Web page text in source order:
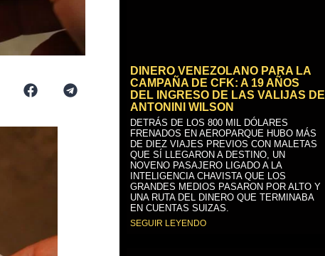
DINERO VENEZOLANO PARA LA
CAMPAÑA DE CFK: A 19 AÑOS
DEL INGRESO DE LAS VALIJAS DE
ANTONINI WILSON
DETRÁS DE LOS 800 MIL DÓLARES
FRENADOS EN AEROPARQUE HUBO MÁS
DE DIEZ VIAJES PREVIOS CON MALETAS
QUE SÍ LLEGARON A DESTINO, UN
NOVENO PASAJERO LIGADO A LA
INTELIGENCIA CHAVISTA QUE LOS
GRANDES MEDIOS PASARON POR ALTO Y
UNA RUTA DEL DINERO QUE TERMINABA
EN CUENTAS SUIZAS.
SEGUIR LEYENDO